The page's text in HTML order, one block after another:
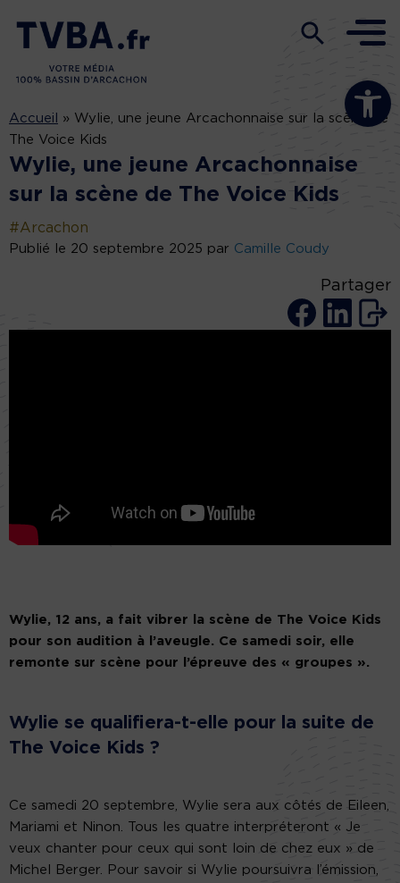
Ouvrir la
Accueil » Wylie, une jeune Arcachonnaise sur la scène de
The Voice Kids
Wylie, une jeune Arcachonnaise
sur la scène de The Voice Kids
#Arcachon
Publié le 20 septembre 2025 par Camille Coudy
Partager
Wylie, 12 ans, a fait vibrer la scène de The Voice Kids
pour son audition à l’aveugle. Ce samedi soir, elle
remonte sur scène pour l’épreuve des « groupes ».
Wylie se qualifiera-t-elle pour la suite de
The Voice Kids ?
Ce samedi 20 septembre, Wylie sera aux côtés de Eileen,
Mariami et Ninon. Tous les quatre interpréteront « Je
veux chanter pour ceux qui sont loin de chez eux » de
Michel Berger. Pour savoir si Wylie poursuivra l’émission,